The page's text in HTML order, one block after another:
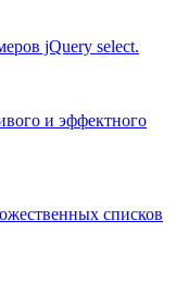
jQuery select.
и эффектного
списков